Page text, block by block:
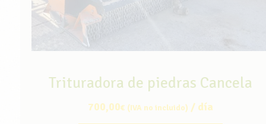
Trituradora de piedras Cancela
700,00€ (IVA no incluido) / día